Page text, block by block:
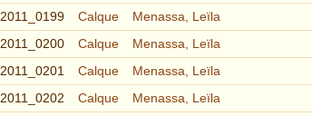
2011_0199 Calque Menassa, Leïla
2011_0200 Calque Menassa, Leïla
2011_0201 Calque Menassa, Leïla
2011_0202 Calque Menassa, Leïla